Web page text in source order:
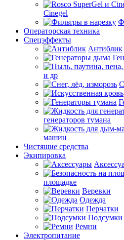
Cinegel
Операторская техника
Спецэффекты
Антиблик
и др
генераторов тумана
машин
Чистящие средства
Экипировка
площадке
Веревки
Одежда
Перчатки
Подсумки
Ремни
Электропитание